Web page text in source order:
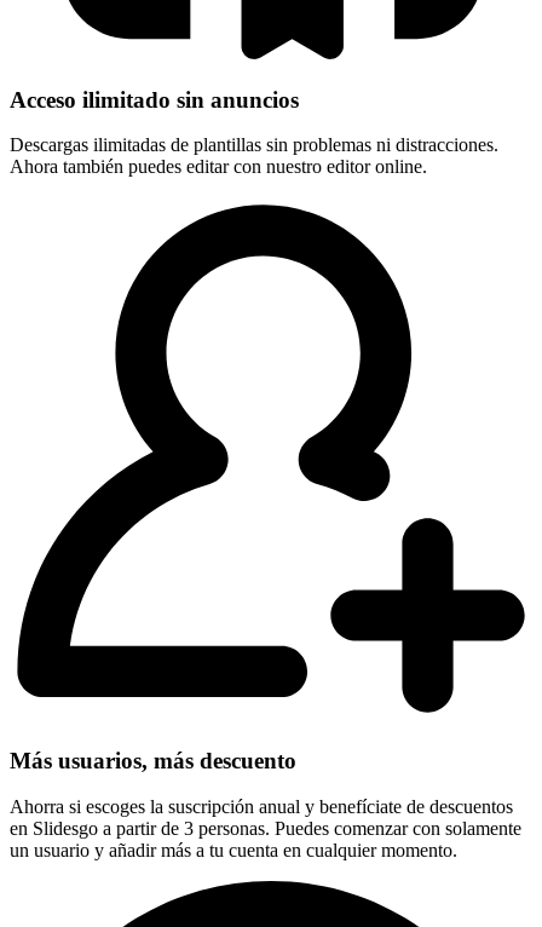
Acceso ilimitado sin anuncios
Descargas ilimitadas de plantillas sin problemas ni distracciones.
Ahora también puedes editar con nuestro editor online.
Más usuarios, más descuento
Ahorra si escoges la suscripción anual y benefíciate de descuentos
en Slidesgo a partir de 3 personas. Puedes comenzar con solamente
un usuario y añadir más a tu cuenta en cualquier momento.